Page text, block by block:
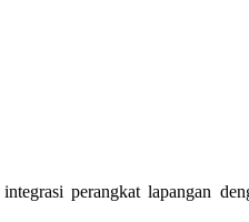
perangkat lapangan